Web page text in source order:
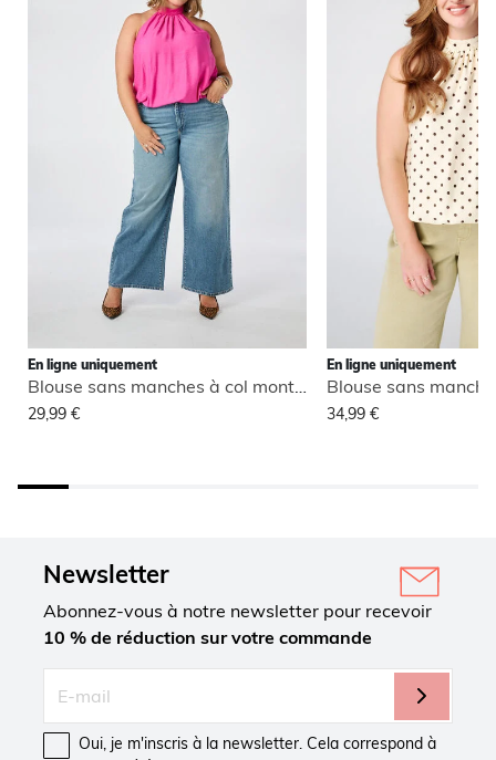
En ligne uniquement
Blouse sans manches à col montant
29,99 €
En ligne uniquement
34,99 €
Newsletter
Abonnez-vous à notre newsletter pour recevoir
10 % de réduction sur votre commande
Oui, je m'inscris à la newsletter. Cela correspond à